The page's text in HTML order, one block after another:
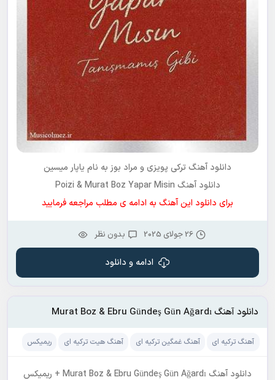
دانلود آهنگ ترکی پویزی و مراد بوز به نام یاپار میسین
دانلود آهنگ Poizi & Murat Boz Yapar Misin
برای دانلود این آهنگ به ادامه ی مطلب مراجعه فرمایید
26 جولای 2025 بدون نظر
ادامه و دانلود
دانلود آهنگ Murat Boz & Ebru Gündeş Gün Ağardı
آهنگ ترکیه ای آهنگ غمگین ترکیه ای آهنگ هیت ترکیه ای ریمیکس
دانلود آهنگ Murat Boz & Ebru Gündeş Gün Ağardı + ریمیکس